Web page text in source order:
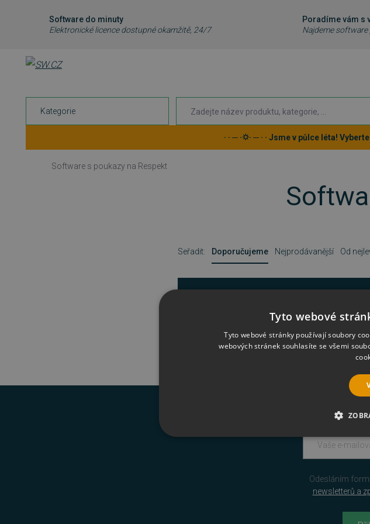
Software do minuty
Elektronické licence dostupné okamžitě, 24/7
Poradíme vám s
Najdeme
Kategorie
· · ─ ·⛭· ─ · · Jsme v půlce léta!
Software s poukazy na Respekt
Seřadit: Doporučujeme Nejprodávanější Od
Odesláním
newsletterů a
Tyto webové
Tyto webové stránky používají soubory
webových stránek souhlasíte se všemi
NEZBYTNĚ NUTNÉ SOUBORY